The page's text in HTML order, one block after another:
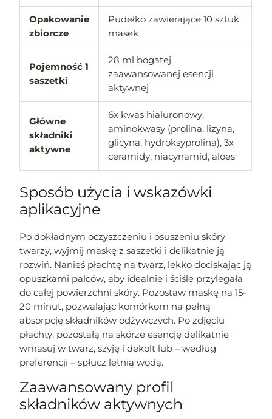
Opakowanie
zbiorcze
Pudełko zawierające 10 sztuk
masek
Pojemność 1
saszetki
28 ml bogatej,
zaawansowanej esencji
aktywnej
Główne
składniki
aktywne
6x kwas hialuronowy,
aminokwasy (prolina, lizyna,
glicyna, hydroksyprolina), 3x
ceramidy, niacynamid, aloes
Sposób użycia i wskazówki
aplikacyjne
Po dokładnym oczyszczeniu i osuszeniu skóry
twarzy, wyjmij maskę z saszetki i delikatnie ją
rozwiń. Nanieś płachtę na twarz, lekko dociskając ją
opuszkami palców, aby idealnie i ściśle przylegała
do całej powierzchni skóry. Pozostaw maskę na 15-
20 minut, pozwalając komórkom na pełną
absorpcję składników odżywczych. Po zdjęciu
płachty, pozostałą na skórze esencję delikatnie
wmasuj w twarz, szyję i dekolt lub – według
preferencji – spłucz letnią wodą.
Zaawansowany profil
składników aktywnych